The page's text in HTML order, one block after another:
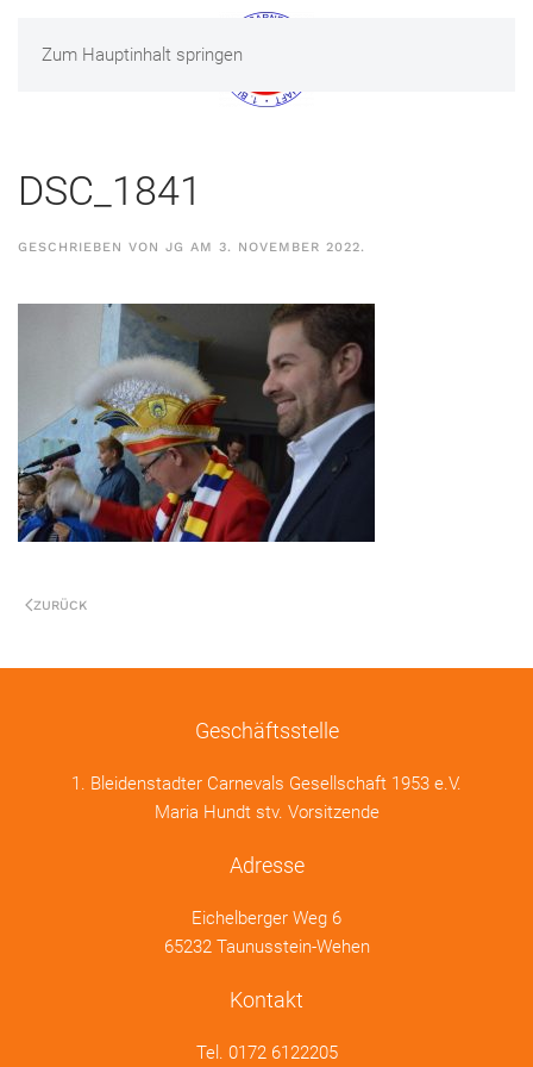
Zum Hauptinhalt springen
MENÜ
DSC_1841
GESCHRIEBEN VON JG AM 3. NOVEMBER 2022.
ZURÜCK
Geschäftsstelle
1. Bleidenstadter Carnevals Gesellschaft 1953 e.V.
Maria Hundt stv. Vorsitzende
Adresse
Eichelberger Weg 6
65232 Taunusstein-Wehen
Kontakt
Tel. 0172 6122205